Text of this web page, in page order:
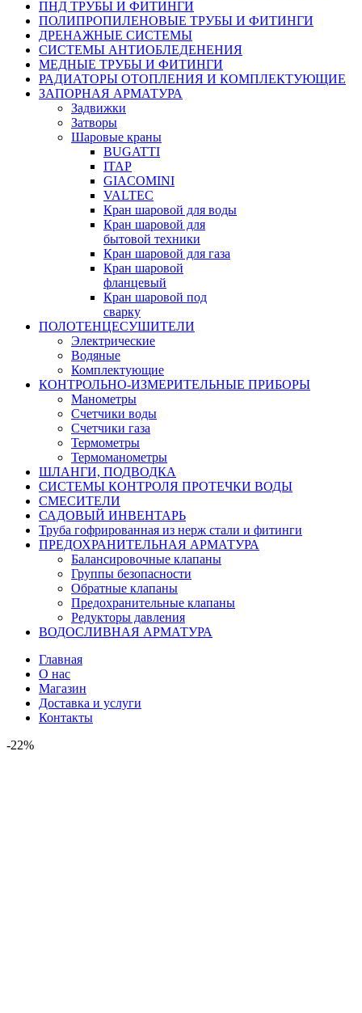
ПНД ТРУБЫ И ФИТИНГИ
ПОЛИПРОПИЛЕНОВЫЕ ТРУБЫ И ФИТИНГИ
ДРЕНАЖНЫЕ СИСТЕМЫ
СИСТЕМЫ АНТИОБЛЕДЕНЕНИЯ
МЕДНЫЕ ТРУБЫ И ФИТИНГИ
РАДИАТОРЫ ОТОПЛЕНИЯ И КОМПЛЕКТУЮЩИЕ
ЗАПОРНАЯ АРМАТУРА
Задвижки
Затворы
Шаровые краны
BUGATTI
ITAP
GIACOMINI
VALTEC
Кран шаровой для воды
Кран шаровой для
бытовой техники
Кран шаровой для газа
Кран шаровой
фланцевый
Кран шаровой под
сварку
ПОЛОТЕНЦЕСУШИТЕЛИ
Электрические
Водяные
Комплектующие
КОНТРОЛЬНО-ИЗМЕРИТЕЛЬНЫЕ ПРИБОРЫ
Манометры
Счетчики воды
Счетчики газа
Термометры
Термоманометры
ШЛАНГИ, ПОДВОДКА
СИСТЕМЫ КОНТРОЛЯ ПРОТЕЧКИ ВОДЫ
СМЕСИТЕЛИ
САДОВЫЙ ИНВЕНТАРЬ
Труба гофрированная из нерж стали и фитинги
ПРЕДОХРАНИТЕЛЬНАЯ АРМАТУРА
Балансировочные клапаны
Группы безопасности
Обратные клапаны
Предохранительные клапаны
Редукторы давления
ВОДОСЛИВНАЯ АРМАТУРА
Главная
О нас
Магазин
Доставка и услуги
Контакты
-22%